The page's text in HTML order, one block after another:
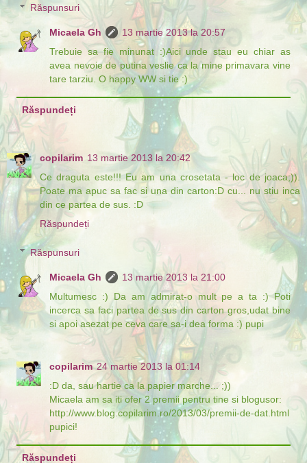
Răspunsuri
Micaela Gh
13 martie 2013 la 20:57
Trebuie sa fie minunat :)Aici unde stau eu chiar as
avea nevoie de putina veslie ca la mine primavara vine
tare tarziu. O happy WW si tie :)
Răspundeți
copilarim 13 martie 2013 la 20:42
Ce draguta este!!! Eu am una crosetata - loc de joaca;)).
Poate ma apuc sa fac si una din carton:D cu... nu stiu inca
din ce partea de sus. :D
Răspundeți
Răspunsuri
Micaela Gh
13 martie 2013 la 21:00
Multumesc :) Da am admirat-o mult pe a ta :) Poti
incerca sa faci partea de sus din carton gros,udat bine
si apoi asezat pe ceva care sa-i dea forma :) pupi
copilarim 24 martie 2013 la 01:14
:D da, sau hartie ca la papier marche... ;))
Micaela am sa iti ofer 2 premii pentru tine si blogusor:
http://www.blog.copilarim.ro/2013/03/premii-de-dat.html
pupici!
Răspundeți